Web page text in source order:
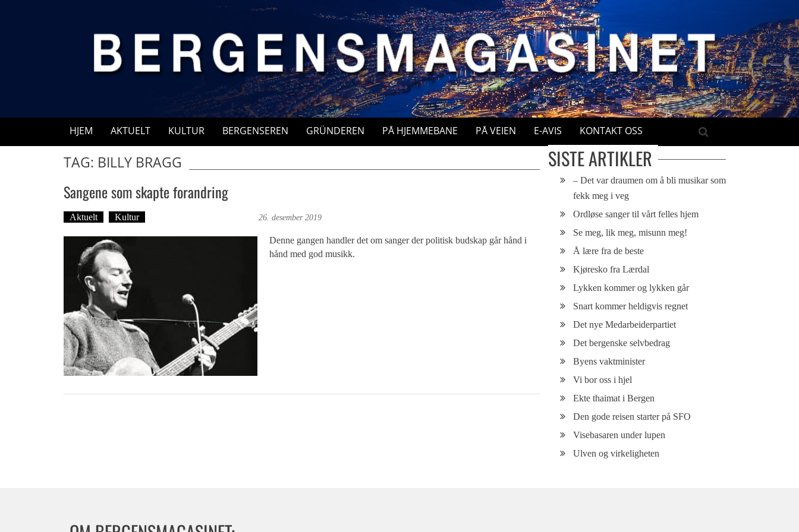
HJEM AKTUELT KULTUR BERGENSEREN GRÜNDEREN PÅ HJEMMEBANE PÅ VEIEN E-AVIS KONTAKT OSS
TAG: BILLY BRAGG
Sangene som skapte forandring
Aktuelt Kultur 26. desember 2019
Denne gangen handler det om sanger der politisk budskap går hånd i
hånd med god musikk.
SISTE ARTIKLER
– Det var draumen om å bli musikar som
fekk meg i veg
Ordløse sanger til vårt felles hjem
Se meg, lik meg, misunn meg!
Å lære fra de beste
Kjøresko fra Lærdal
Lykken kommer og lykken går
Snart kommer heldigvis regnet
Det nye Medarbeiderpartiet
Det bergenske selvbedrag
Byens vaktminister
Vi bor oss i hjel
Ekte thaimat i Bergen
Den gode reisen starter på SFO
Visebasaren under lupen
Ulven og virkeligheten